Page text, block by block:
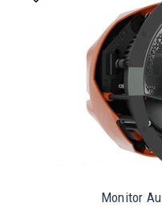
Monitor